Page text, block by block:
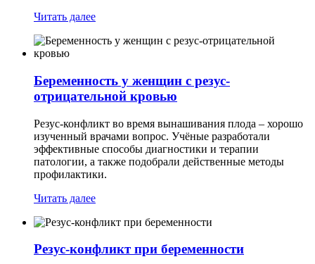
Читать далее
Беременность у женщин с резус-
отрицательной кровью
Резус-конфликт во время вынашивания плода – хорошо
изученный врачами вопрос. Учёные разработали
эффективные способы диагностики и терапии
патологии, а также подобрали действенные методы
профилактики.
Читать далее
Резус-конфликт при беременности